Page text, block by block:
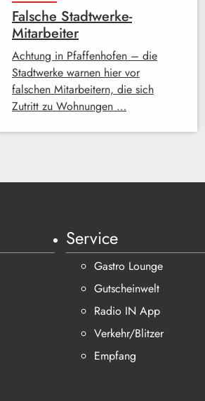
Falsche Stadtwerke-
Mitarbeiter
Achtung in Pfaffenhofen – die
Stadtwerke warnen hier vor
falschen Mitarbeitern, die sich
Zutritt zu Wohnungen …
Service
Gastro Lounge
Gutscheinwelt
Radio IN App
Verkehr/Blitzer
Empfang